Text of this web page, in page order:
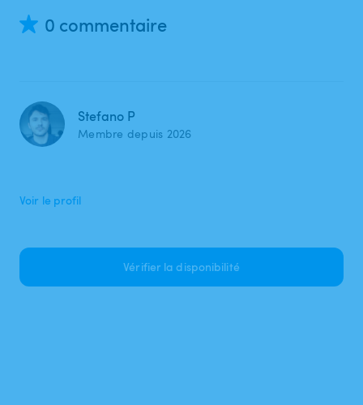
0 commentaire
Stefano P
Membre depuis 2026
Voir le profil
Vérifier la disponibilité